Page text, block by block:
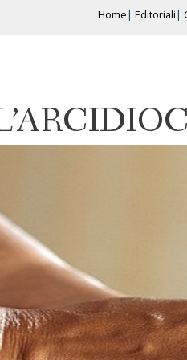
Home Editoriali